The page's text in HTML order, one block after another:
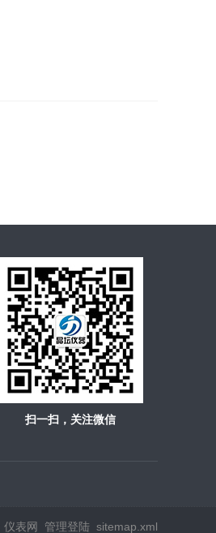
扫一扫，关注微信
仪表网 管理登陆 sitemap.xml